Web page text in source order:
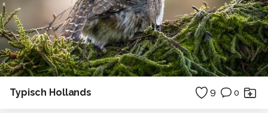
Typisch Hollands 9 0